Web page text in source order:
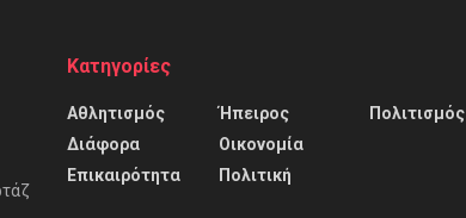
Κατηγορίες
Αθλητισμός
Διάφορα
Επικαιρότητα
Ήπειρος
Οικονομία
Πολιτική
Πολιτισμός